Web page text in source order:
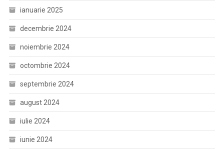
ianuarie 2025
decembrie 2024
noiembrie 2024
octombrie 2024
septembrie 2024
august 2024
iulie 2024
iunie 2024